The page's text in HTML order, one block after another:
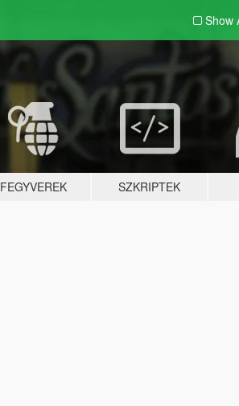
Show
FEGYVEREK SZKRIPTEK